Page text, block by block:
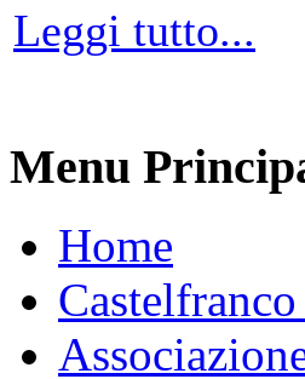
Leggi tutto...
Menu
Home